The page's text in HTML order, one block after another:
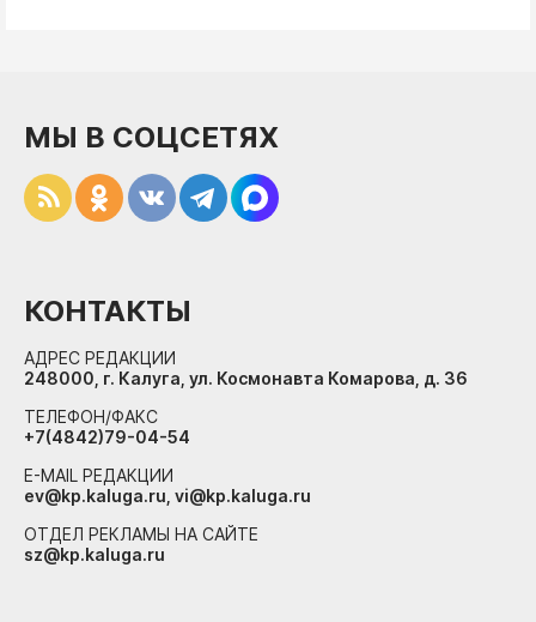
МЫ В СОЦСЕТЯХ
КОНТАКТЫ
АДРЕС РЕДАКЦИИ
248000, г. Калуга, ул. Космонавта Комарова, д. 36
ТЕЛЕФОН/ФАКС
+7(4842)79-04-54
E-MAIL РЕДАКЦИИ
ev@kp.kaluga.ru, vi@kp.kaluga.ru
ОТДЕЛ РЕКЛАМЫ НА САЙТЕ
sz@kp.kaluga.ru